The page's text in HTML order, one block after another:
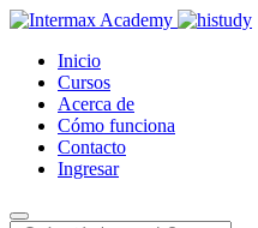
Inicio
Cursos
Acerca de
Cómo funciona
Contacto
Ingresar